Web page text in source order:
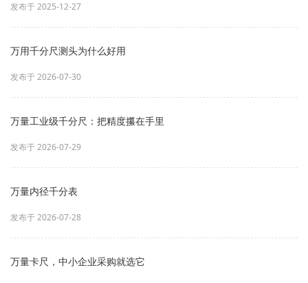
发布于 2025-12-27
万用千分尺测头为什么好用
发布于 2026-07-30
万量工业级千分尺：把精度攥在手里
发布于 2026-07-29
万量内径千分表
发布于 2026-07-28
万量卡尺，中小企业采购就选它